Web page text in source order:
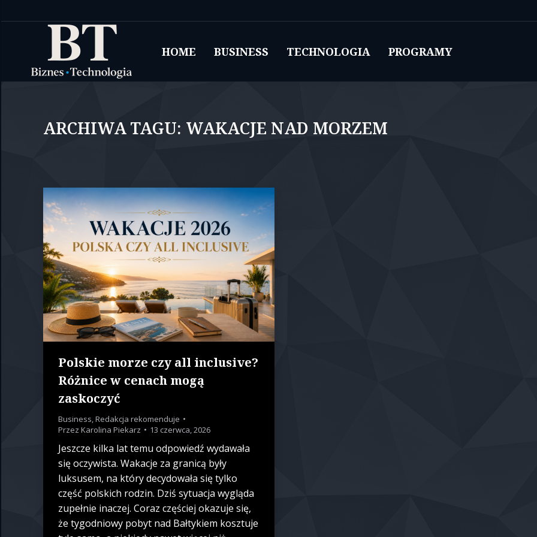
HOME BUSINESS TECHNOLOGIA PROGRAMY
ARCHIWA TAGU: WAKACJE NAD MORZEM
Polskie morze czy all inclusive?
Różnice w cenach mogą
zaskoczyć
Business,Redakcja rekomenduje
Przez Karolina Piekarz 13 czerwca, 2026
Jeszcze kilka lat temu odpowiedź wydawała
się oczywista. Wakacje za granicą były
luksusem, na który decydowała się tylko
część polskich rodzin. Dziś sytuacja wygląda
zupełnie inaczej. Coraz częściej okazuje się,
że tygodniowy pobyt nad Bałtykiem kosztuje